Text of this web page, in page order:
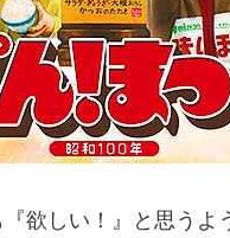
欲しい！』と思うよ